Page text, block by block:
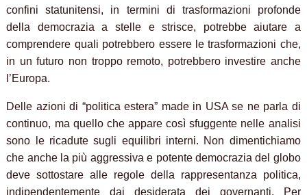
confini statunitensi, in termini di trasformazioni profonde
della democrazia a stelle e strisce, potrebbe aiutare a
comprendere quali potrebbero essere le trasformazioni che,
in un futuro non troppo remoto, potrebbero investire anche
l’Europa.
Delle azioni di “politica estera” made in USA se ne parla di
continuo, ma quello che appare così sfuggente nelle analisi
sono le ricadute sugli equilibri interni. Non dimentichiamo
che anche la più aggressiva e potente democrazia del globo
deve sottostare alle regole della rappresentanza politica,
indipendentemente dai desiderata dei governanti. Per